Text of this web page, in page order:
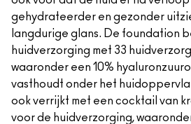
gehydrateerder en gezonder
langdurige glans. De foundation
huidverzorging met 33
waaronder een 10%
vasthoudt onder het
ook verrijkt met een cocktail van
voor de huidverzorging,